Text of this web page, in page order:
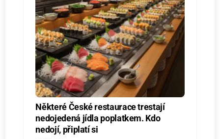
Některé České restaurace trestají
nedojedená jídla poplatkem. Kdo
nedojí, připlatí si